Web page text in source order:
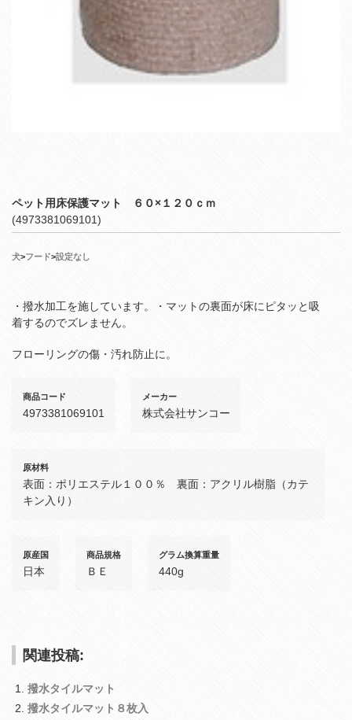
ペット用床保護マット ６０×１２０ｃｍ
(4973381069101)
犬>フード>設定なし
・撥水加工を施しています。・マットの裏面が床にピタッと吸
着するのでズレません。
フローリングの傷・汚れ防止に。
商品コード
4973381069101
メーカー
株式会社サンコー
原材料
表面：ポリエステル１００％ 裏面：アクリル樹脂（カテ
キン入り）
原産国
日本
商品規格
ＢＥ
グラム換算重量
440g
関連投稿:
撥水タイルマット
撥水タイルマット８枚入